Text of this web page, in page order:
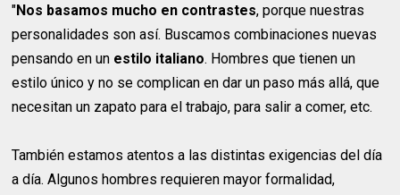
"Nos basamos mucho en contrastes, porque nuestras
personalidades son así. Buscamos combinaciones nuevas
pensando en un estilo italiano. Hombres que tienen un
estilo único y no se complican en dar un paso más allá, que
necesitan un zapato para el trabajo, para salir a comer, etc.
También estamos atentos a las distintas exigencias del día
a día. Algunos hombres requieren mayor formalidad,